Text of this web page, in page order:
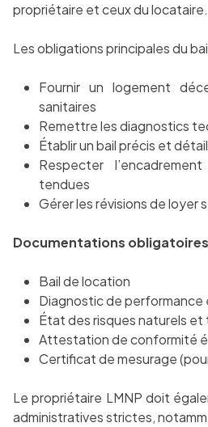
propriétaire et ceux du locataire.
Les obligations principales du
Fournir un logement
sanitaires
Remettre les diagnostics
Établir un bail précis et
Respecter
tendues
Gérer les révisions de loyer
Documentations obligatoires
Bail de location
Diagnostic de
État des risques naturels
Attestation de conformité
Certificat de mesurage
Le propriétaire LMNP doit
administratives strictes,